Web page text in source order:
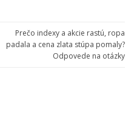
Prečo indexy a akcie rastú, ropa
padala a cena zlata stúpa pomaly?
Odpovede na otázky